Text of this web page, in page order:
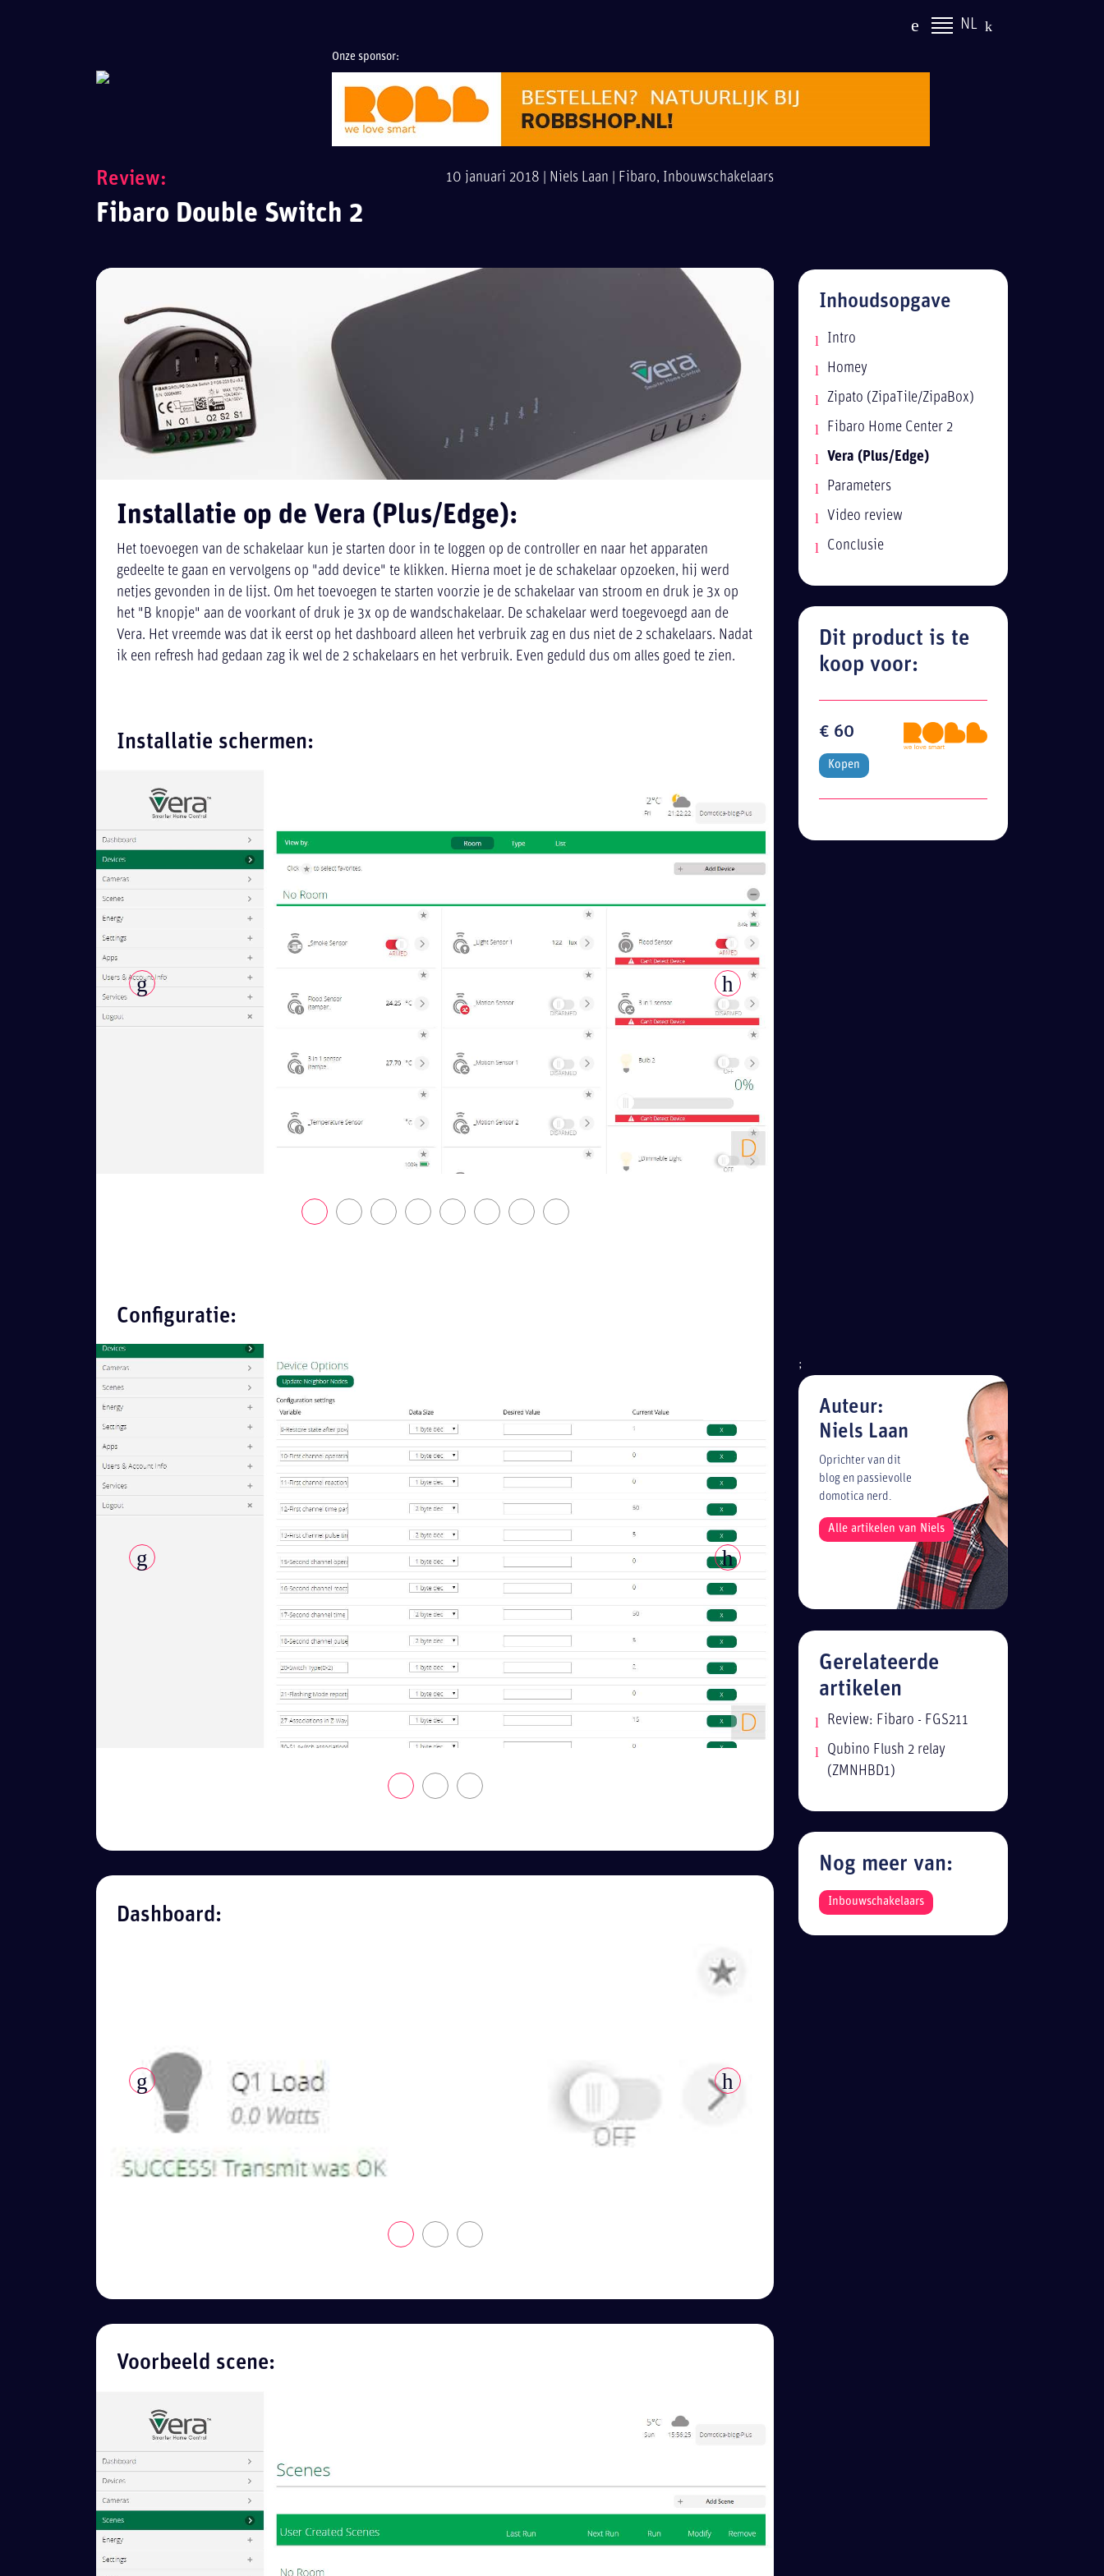
NL
Onze sponsor:
Review: 10 januari 2018 | Niels Laan Fibaro, Inbouwschakelaars
Fibaro Double Switch 2
Installatie op de Vera (Plus/Edge):
Het toevoegen van de schakelaar kun je starten door in te loggen op de controller en naar het apparaten
gedeelte te gaan en vervolgens op "add device" te klikken. Hierna moet je de schakelaar opzoeken, hij werd
netjes gevonden in de lijst. Om het toevoegen te starten voorzie je de schakelaar van stroom en druk je 3x op
het "B knopje" aan de voorkant of druk je 3x op de wandschakelaar. De schakelaar werd toegevoegd aan de
Vera. Het vreemde was dat ik eerst op het dashboard alleen het verbruik zag en dus niet de 2 schakelaars. Nadat
ik een refresh had gedaan zag ik wel de 2 schakelaars en het verbruik. Even geduld dus om alles goed te zien.
Installatie schermen:
Configuratie:
Dashboard:
Voorbeeld scene:
Inhoudsopgave
Intro
Homey
Zipato (ZipaTile/ZipaBox)
Fibaro Home Center 2
Vera (Plus/Edge)
Parameters
Video review
Conclusie
Dit product is te
koop voor:
€ 60
Kopen
;
Auteur:
Niels Laan
Oprichter van dit
blog en passievolle
domotica nerd.
Alle artikelen van Niels
Gerelateerde
artikelen
Review: Fibaro - FGS211
Qubino Flush 2 relay
(ZMNHBD1)
Nog meer van:
Inbouwschakelaars